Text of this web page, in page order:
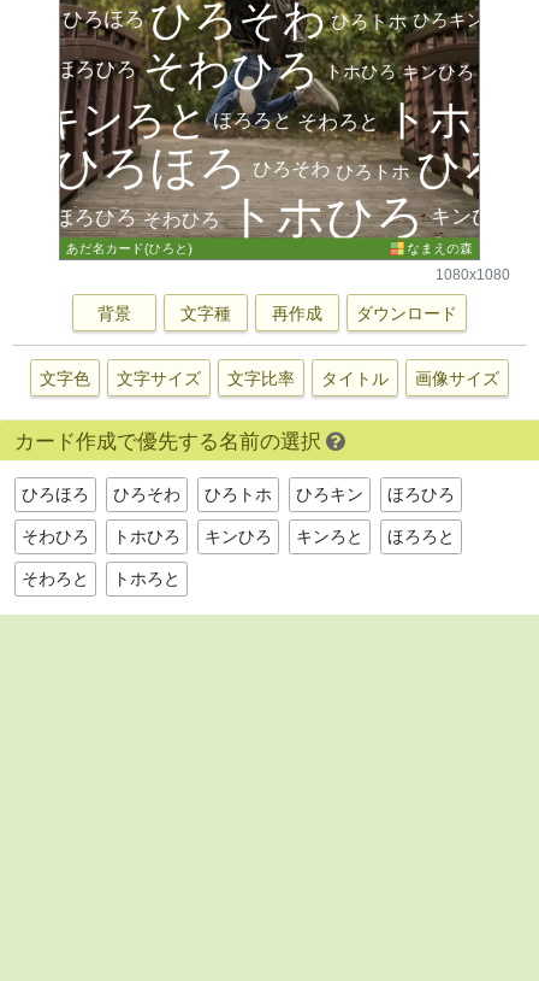
1080x1080
背景 文字種 再作成 ダウンロード
文字色 文字サイズ 文字比率 タイトル 画像サイズ
カード作成で優先する名前の選択
ひろほろ ひろそわ ひろトホ ひろキン ほろひろ
そわひろ トホひろ キンひろ キンろと ほろろと
そわろと トホろと